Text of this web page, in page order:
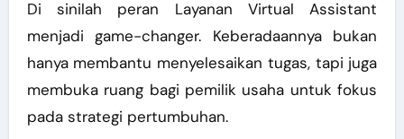
Di sinilah peran Layanan Virtual Assistant
menjadi game-changer. Keberadaannya bukan
hanya membantu menyelesaikan tugas, tapi juga
membuka ruang bagi pemilik usaha untuk fokus
pada strategi pertumbuhan.